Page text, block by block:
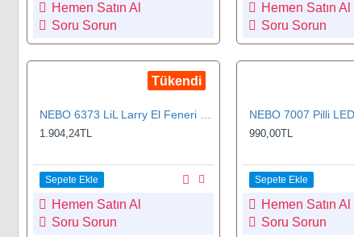
Hemen Satın Al
Soru Sorun
Hemen Satın Al
Soru Sorun
Tükendi
1.904,24TL
Sepete Ekle
Hemen Satın Al
Soru Sorun
990,00TL
Sepete Ekle
Hemen Satın Al
Soru Sorun